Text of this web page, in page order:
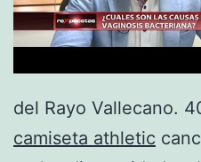
del Rayo Vallecano.
camiseta athletic